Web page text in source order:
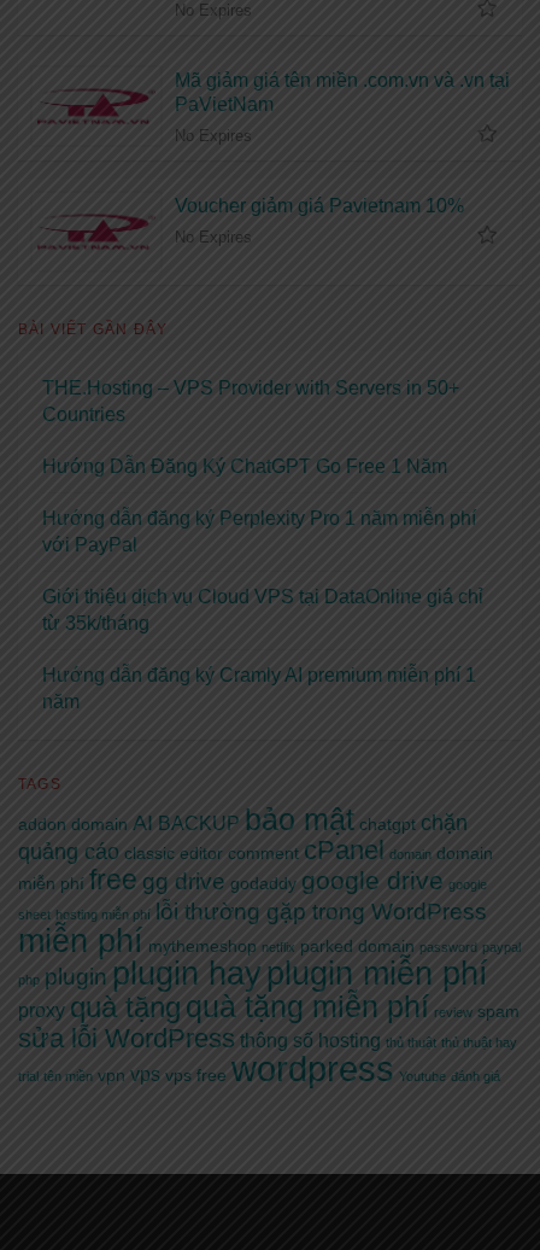
No Expires
Mã giảm giá tên miền .com.vn và .vn tại
PaVietNam
No Expires
Voucher giảm giá Pavietnam 10%
No Expires
BÀI VIẾT GẦN ĐÂY
THE.Hosting – VPS Provider with Servers in 50+
Countries
Hướng Dẫn Đăng Ký ChatGPT Go Free 1 Năm
Hướng dẫn đăng ký Perplexity Pro 1 năm miễn phí
với PayPal
Giới thiệu dịch vụ Cloud VPS tại DataOnline giá chỉ
từ 35k/tháng
Hướng dẫn đăng ký Cramly AI premium miễn phí 1
năm
TAGS
addon domain AI BACKUP bảo mật chatgpt chặn
quảng cáo classic editor comment cPanel domain domain
miễn phí free gg drive godaddy google drive google
sheet hosting miễn phí lỗi thường gặp trong WordPress
miễn phí mythemeshop netflix parked domain password paypal
php plugin plugin hay plugin miễn phí
proxy quà tặng quà tặng miễn phí review spam
sửa lỗi WordPress thông số hosting thủ thuật thủ thuật hay
trial tên miền vpn vps vps free wordpress Youtube đánh giá